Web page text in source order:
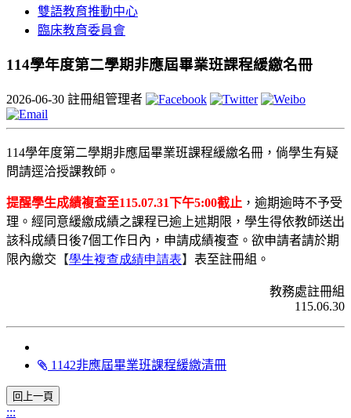
雙語教育推動中心
臨床教育委員會
114學年度第二學期非應屆畢業班課程緩繳名冊
2026-06-30 註冊組管理者
114學年度第二學期非應屆畢業班課程緩繳名冊，倘學生有疑
問請逕洽授課教師。
提醒學生成績複查至115.07.31下午5:00截止 ，逾期逾時不予受
理。經同意緩繳成績之課程已逾上述期限，學生得依教師送出
該科成績日後7個工作日內，申請成績複查。欲申請者請於期
限內繳交 【學生複查成績申請表】 表至註冊組。
教務處註冊組
115.06.30
1142非應屆畢業班課程緩繳清冊
:::